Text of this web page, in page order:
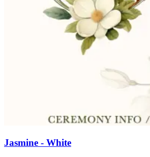
Jasmine - White